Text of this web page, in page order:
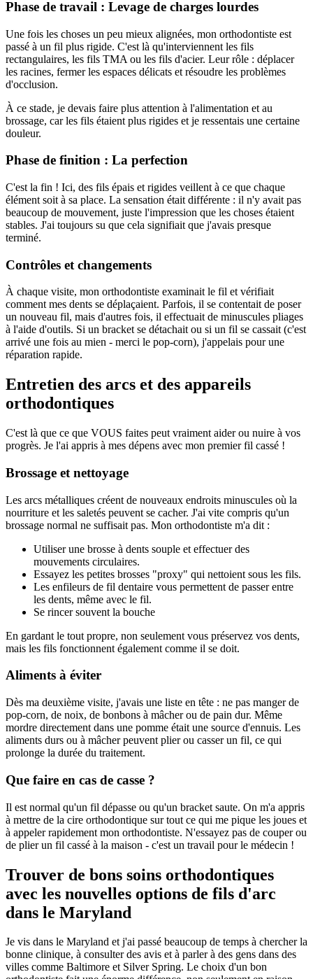
Phase de travail : Levage de charges lourdes
Une fois les choses un peu mieux alignées, mon orthodontiste est
passé à un fil plus rigide. C'est là qu'interviennent les fils
rectangulaires, les fils TMA ou les fils d'acier. Leur rôle : déplacer
les racines, fermer les espaces délicats et résoudre les problèmes
d'occlusion.
À ce stade, je devais faire plus attention à l'alimentation et au
brossage, car les fils étaient plus rigides et je ressentais une certaine
douleur.
Phase de finition : La perfection
C'est la fin ! Ici, des fils épais et rigides veillent à ce que chaque
élément soit à sa place. La sensation était différente : il n'y avait pas
beaucoup de mouvement, juste l'impression que les choses étaient
stables. J'ai toujours su que cela signifiait que j'avais presque
terminé.
Contrôles et changements
À chaque visite, mon orthodontiste examinait le fil et vérifiait
comment mes dents se déplaçaient. Parfois, il se contentait de poser
un nouveau fil, mais d'autres fois, il effectuait de minuscules pliages
à l'aide d'outils. Si un bracket se détachait ou si un fil se cassait (c'est
arrivé une fois au mien - merci le pop-corn), j'appelais pour une
réparation rapide.
Entretien des arcs et des appareils
orthodontiques
C'est là que ce que VOUS faites peut vraiment aider ou nuire à vos
progrès. Je l'ai appris à mes dépens avec mon premier fil cassé !
Brossage et nettoyage
Les arcs métalliques créent de nouveaux endroits minuscules où la
nourriture et les saletés peuvent se cacher. J'ai vite compris qu'un
brossage normal ne suffisait pas. Mon orthodontiste m'a dit :
Utiliser une brosse à dents souple et effectuer des
mouvements circulaires.
Essayez les petites brosses "proxy" qui nettoient sous les fils.
Les enfileurs de fil dentaire vous permettent de passer entre
les dents, même avec le fil.
Se rincer souvent la bouche
En gardant le tout propre, non seulement vous préservez vos dents,
mais les fils fonctionnent également comme il se doit.
Aliments à éviter
Dès ma deuxième visite, j'avais une liste en tête : ne pas manger de
pop-corn, de noix, de bonbons à mâcher ou de pain dur. Même
mordre directement dans une pomme était une source d'ennuis. Les
aliments durs ou à mâcher peuvent plier ou casser un fil, ce qui
prolonge la durée du traitement.
Que faire en cas de casse ?
Il est normal qu'un fil dépasse ou qu'un bracket saute. On m'a appris
à mettre de la cire orthodontique sur tout ce qui me pique les joues et
à appeler rapidement mon orthodontiste. N'essayez pas de couper ou
de plier un fil cassé à la maison - c'est un travail pour le médecin !
Trouver de bons soins orthodontiques
avec les nouvelles options de fils d'arc
dans le Maryland
Je vis dans le Maryland et j'ai passé beaucoup de temps à chercher la
bonne clinique, à consulter des avis et à parler à des gens dans des
villes comme Baltimore et Silver Spring. Le choix d'un bon